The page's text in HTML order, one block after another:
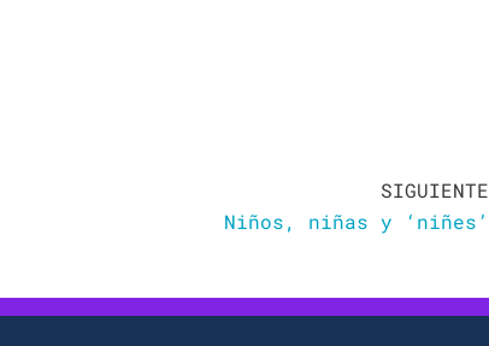
SIGUIENTE
Niños, niñas y ‘niñes’